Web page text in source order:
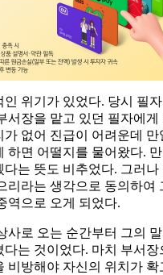
인 위기가 있었다. 당시 필
서장을 맡고 있던 필자에
가 없어 진급이 어려운데
하면 어떨지를 물어왔다.
다는 뜻도 비추었다. 그러
리라는 생각으로 동의하여
역으로 오게 되었다.
사로 오는 순간부터 그의
다는 것이었다. 마치 부서장
비방해야 자신의 위치가